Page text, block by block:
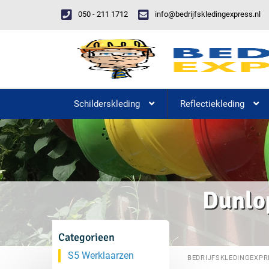
050 - 211 1712 info@bedrijfskledingexpress.nl
Schilderskleding Reflectiekleding
Categorieen
S5 Werklaarzen